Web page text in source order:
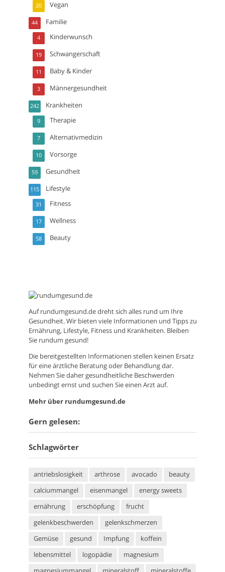
Vegan
20
Familie
44
Kinderwunsch
4
Schwangerschaft
19
Baby & Kinder
11
Männergesundheit
3
Krankheiten
242
Therapie
9
Alternativmedizin
7
Vorsorge
10
Gesundheit
59
Lifestyle
115
Fitness
31
Wellness
17
Beauty
58
Aufrundumgesund.dedreht sich alles rund um Ihre
Gesundheit. Wir bieten viele Informationen und Tipps zu
Ernährung, Lifestyle, Fitness und Krankheiten. Bleiben
Sie rundum gesund!
Die bereitgestellten Informationen stellen keinen Ersatz
für eine ärztliche Beratung oder Behandlung dar.
Nehmen Sie daher gesundheitliche Beschwerden
unbedingt ernst und suchen Sie einen Arzt auf.
Mehr über rundumgesund.de
Gern gelesen:
Schlagwörter
antriebslosigkeit arthrose avocado
beauty
calciummangel
eisenmangel
energy sweets
ernährung
erschöpfung
frucht
gelenkbeschwerden
gelenkschmerzen
Gemüse
gesund Impfung
koffein
lebensmittel
logopädie
magnesium